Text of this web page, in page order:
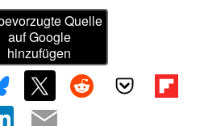
Quelle
auf Google
hinzufügen